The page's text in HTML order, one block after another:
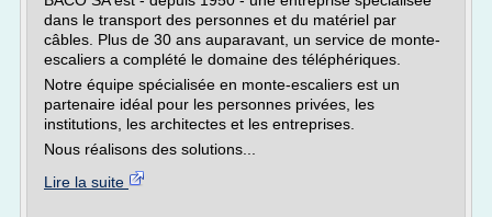
dans le transport des personnes et du matériel par
câbles. Plus de 30 ans auparavant, un service de monte-
escaliers a complété le domaine des téléphériques.
Notre équipe spécialisée en monte-escaliers est un
partenaire idéal pour les personnes privées, les
institutions, les architectes et les entreprises.
Nous réalisons des solutions...
Lire la suite